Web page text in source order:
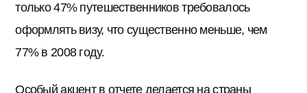
только 47% путешественников требовалось
оформлять визу, что существенно меньше, чем
77% в 2008 году.
Особый акцент в отчете делается на страны